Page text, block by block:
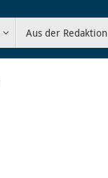
Aus der Redaktion